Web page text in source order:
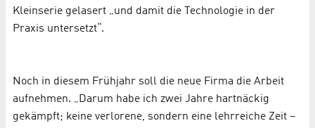
Kleinserie gelasert „und damit die Technologie in der
Praxis untersetzt“.
Noch in diesem Frühjahr soll die neue Firma die Arbeit
aufnehmen. „Darum habe ich zwei Jahre hartnäckig
gekämpft; keine verlorene, sondern eine lehrreiche Zeit –